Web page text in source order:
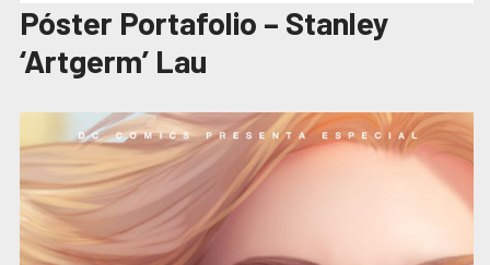
Póster Portafolio – Stanley
‘Artgerm’ Lau